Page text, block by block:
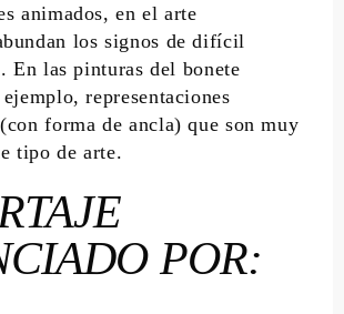
animados, en el arte
los signos de difícil
En las pinturas del bonete
representaciones
forma de ancla) que son muy
tipo de arte.
POR: